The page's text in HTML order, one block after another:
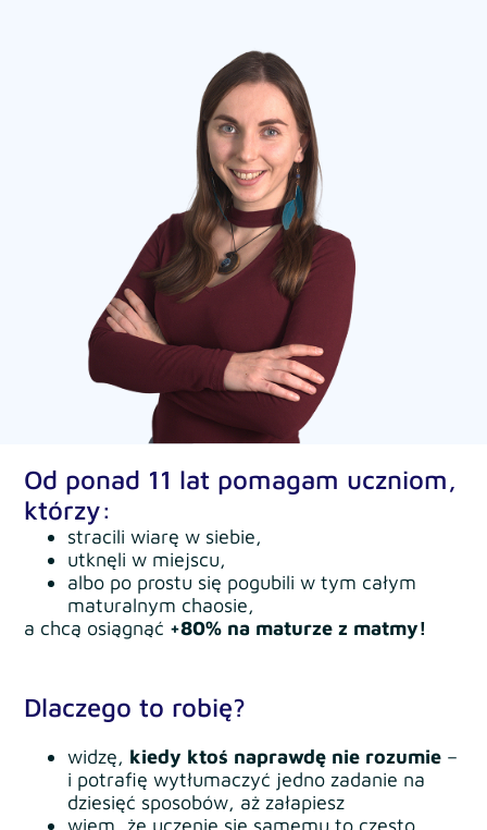
Od ponad 11 lat pomagam uczniom,
którzy:
stracili wiarę w siebie,
utknęli w miejscu,
albo po prostu się pogubili w tym całym
maturalnym chaosie,
a chcą osiągnąć +80% na maturze z matmy!
Dlaczego to robię?
widzę, kiedy ktoś naprawdę nie rozumie –
i potrafię wytłumaczyć jedno zadanie na
dziesięć sposobów, aż załapiesz
wiem, że uczenie się samemu to często